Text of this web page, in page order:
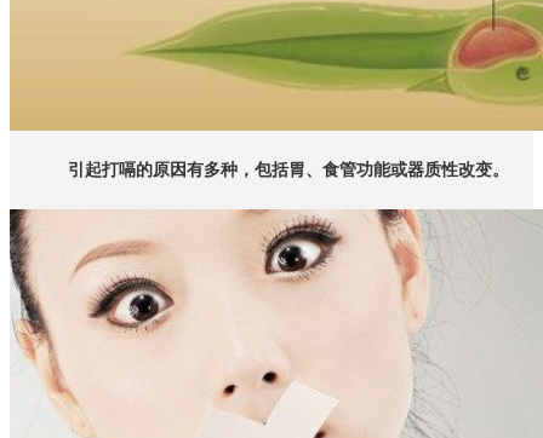
引起打嗝的原因有多种，包括胃、食管功能或器质性改变。